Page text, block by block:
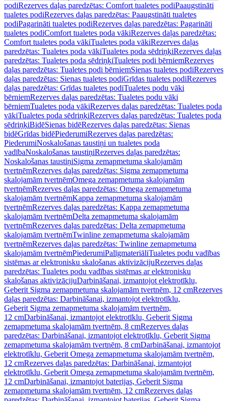
podiRezerves daļas paredzētas: Comfort tualetes podiPaaugstināti
tualetes podiRezerves daļas paredzētas: Paaugstināti tualetes
podiPagarināti tualetes podiRezerves daļas paredzētas: Pagarināti
tualetes podiComfort tualetes poda vākiRezerves daļas paredzētas:
Comfort tualetes poda vākiTualetes poda vākiRezerves daļas
paredzētas: Tualetes poda vākiTualetes poda sēdriņķiRezerves daļas
paredzētas: Tualetes poda sēdriņķiTualetes podi bērniemRezerves
daļas paredzētas: Tualetes podi bērniemSienas tualetes podiRezerves
daļas paredzētas: Sienas tualetes podiGrīdas tualetes podiRezerves
daļas paredzētas: Grīdas tualetes podiTualetes podu vāki
bērniemRezerves daļas paredzētas: Tualetes podu vāki
bērniemTualetes poda vākiRezerves daļas paredzētas: Tualetes poda
vākiTualetes poda sēdriņķiRezerves daļas paredzētas: Tualetes poda
sēdriņķiBidēSienas bidēRezerves daļas paredzētas: Sienas
bidēGrīdas bidēPiederumiRezerves daļas paredzētas:
PiederumiNoskalošanas taustiņi un tualetes poda
vadībaNoskalošanas taustiņiRezerves daļas paredzētas:
Noskalošanas taustiņiSigma zemapmetuma skalojamām
tvertnēmRezerves daļas paredzētas: Sigma zemapmetuma
skalojamām tvertnēmOmega zemapmetuma skalojamām
tvertnēmRezerves daļas paredzētas: Omega zemapmetuma
skalojamām tvertnēmKappa zemapmetuma skalojamām
tvertnēmRezerves daļas paredzētas: Kappa zemapmetuma
skalojamām tvertnēmDelta zemapmetuma skalojamām
tvertnēmRezerves daļas paredzētas: Delta zemapmetuma
skalojamām tvertnēmTwinline zemapmetuma skalojamām
tvertnēmRezerves daļas paredzētas: Twinline zemapmetuma
skalojamām tvertnēmPiederumiPalīgmateriāliTualetes podu vadības
sistēmas ar elektronisku skalošanas aktivizācijuRezerves daļas
paredzētas: Tualetes podu vadības sistēmas ar elektronisku
skalošanas aktivizācijuDarbināšanai, izmantojot elektrotīklu,
Geberit Sigma zemapmetuma skalojamām tvertnēm, 12 cmRezerves
daļas paredzētas: Darbināšanai, izmantojot elektrotīklu,
Geberit Sigma zemapmetuma skalojamām tvertnēm,
12 cmDarbināšanai, izmantojot elektrotīklu, Geberit Sigma
zemapmetuma skalojamām tvertnēm, 8 cmRezerves daļas
paredzētas: Darbināšanai, izmantojot elektrotīklu, Geberit Sigma
zemapmetuma skalojamām tvertnēm, 8 cmDarbināšanai, izmantojot
elektrotīklu, Geberit Omega zemapmetuma skalojamām tvertnēm,
12 cmRezerves daļas paredzētas: Darbināšanai, izmantojot
elektrotīklu, Geberit Omega zemapmetuma skalojamām tvertnēm,
12 cmDarbināšanai, izmantojot baterijas, Geberit Sigma
zemapmetuma skalojamām tvertnēm, 12 cmRezerves daļas